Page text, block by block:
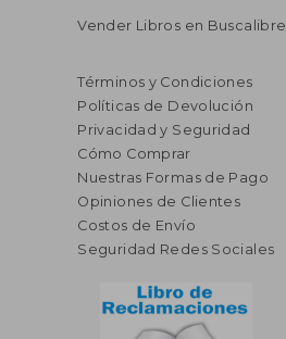
Vender Libros en Buscalibre
Términos y Condiciones
Políticas de Devolución
Privacidad y Seguridad
Cómo Comprar
Nuestras Formas de Pago
Opiniones de Clientes
Costos de Envío
Seguridad Redes Sociales